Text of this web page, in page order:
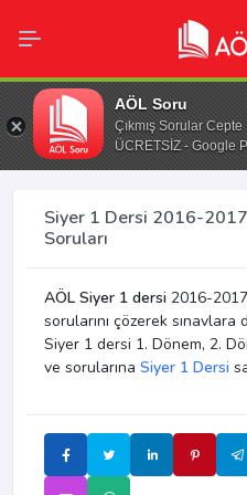
AÖL Soru
Çıkmış Sorular Cepte
ÜCRETSİZ - Google
Siyer 1 Dersi 2016-2017
Soruları
AÖL Siyer 1 dersi 2016-2017
sorularını çözerek sınavlara
Siyer 1 dersi 1. Dönem, 2.
ve sorularına Siyer 1 Dersi